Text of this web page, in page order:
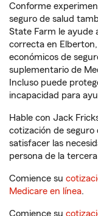
Conforme
seguro de salud
State Farm le ayude
correcta en
económicos de
suplementario de
Incluso puede
incapacidad para
Hable con Jack
cotización de seguro
satisfacer las
persona de la
Comience su
Medicare en línea.
Comience su